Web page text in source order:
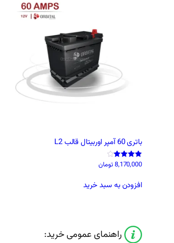
باتری 60 آمپر اوربیتال قالب L2
نمره
4.00
8,170,000تومان
افزودن به سبد خرید
راهنمای عمومی خرید: